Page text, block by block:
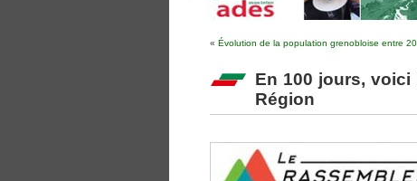
« Évolution de la population grenobloise entre
En 100 jours,
Région